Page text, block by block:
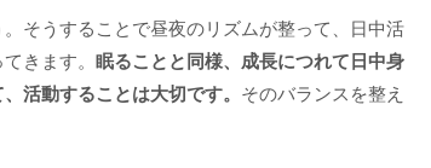
そうすることで昼夜のリズムが整って、日中活
きます。 眠ることと同様、成長につれて日中身
活動することは大切です。 そのバランスを整え